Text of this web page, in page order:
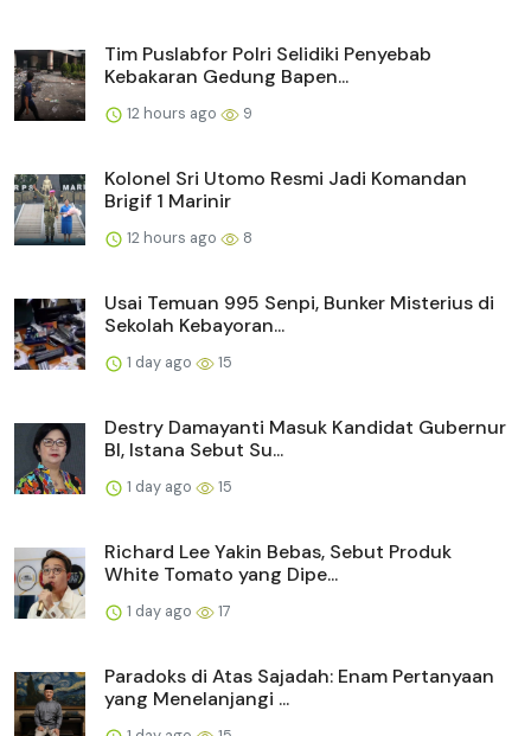
Tim Puslabfor Polri Selidiki Penyebab
Kebakaran Gedung Bapen...
12 hours ago 9
Kolonel Sri Utomo Resmi Jadi Komandan
Brigif 1 Marinir
12 hours ago 8
Usai Temuan 995 Senpi, Bunker Misterius di
Sekolah Kebayoran...
1 day ago 15
Destry Damayanti Masuk Kandidat Gubernur
BI, Istana Sebut Su...
1 day ago 15
Richard Lee Yakin Bebas, Sebut Produk
White Tomato yang Dipe...
1 day ago 17
Paradoks di Atas Sajadah: Enam Pertanyaan
yang Menelanjangi ...